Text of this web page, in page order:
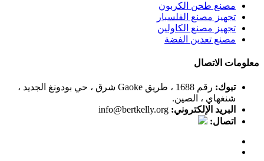
مصنع طحن الكربون
تجهيز مصنع الفلسبار
تجهيز مصنع الكاولين
مصنع تعدين الفضة
معلومات الاتصال
تبوك:
رقم 1688 ، طريق Gaoke شرق ، حي بودونغ الجديد ،
شنغهاي ، الصين.
البريد الإلكتروني: info@bertkelly.org
اتصال: